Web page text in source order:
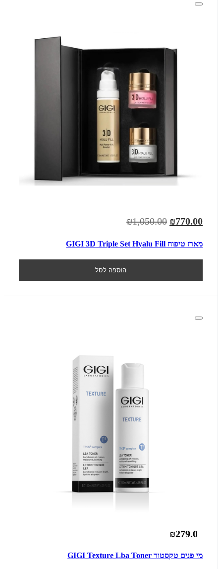
₪770.00
₪1,050.00
מארז טיפוח GIGI 3D Triple Set Hyalu Fill
הוספה לסל
₪279.00
מי פנים טקסטור GIGI Texture Lba Toner